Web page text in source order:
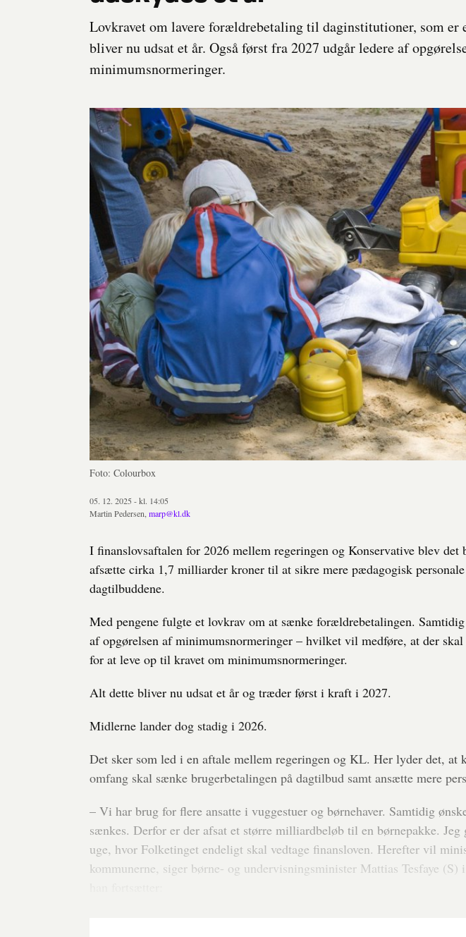
Lovkravet om lavere forældrebetaling til daginstitutioner, som er
bliver nu udsat et år. Også først fra 2027 udgår ledere af
minimumsnormeringer.
Foto: Colourbox
05. 12. 2025 - kl. 14:05
Martin Pedersen, marp@kl.dk
I finanslovsaftalen for 2026 mellem regeringen og Konservative blev det
afsætte cirka 1,7 milliarder kroner til at sikre mere pædagogisk
dagtilbuddene.
Med pengene fulgte et lovkrav om at sænke forældrebetalingen.
af opgørelsen af minimumsnormeringer – hvilket vil medføre, at der
for at leve op til kravet om minimumsnormeringer.
Alt dette bliver nu udsat et år og træder først i kraft i 2027.
Midlerne lander dog stadig i 2026.
Det sker som led i en aftale mellem regeringen og KL. Her lyder det, at
omfang skal sænke brugerbetalingen på dagtilbud samt ansætte mere
– Vi har brug for flere ansatte i vuggestuer og børnehaver. Samtidig
sænkes. Derfor er der afsat et større milliardbeløb til en børnepakke.
uge, hvor Folketinget endeligt skal vedtage finansloven. Herefter vil
kommunerne, siger børne- og undervisningsminister Mattias Tesfaye (S)